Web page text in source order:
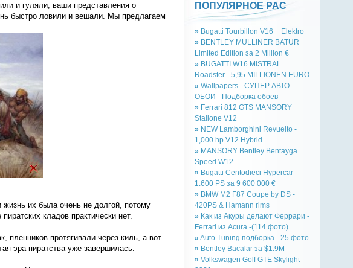
и гуляли, ваши представления о
быстро ловили и вешали. Мы предлагаем
их была очень не долгой, потому
кладов практически нет.
протягивали через киль, а вот
эра пиратства уже завершилась.
ПОПУЛЯРНОЕ РАС
» Bugatti Tourbillon V16 + Elektro
» BENTLEY MULLINER BATUR
Limited Edition за 2 Million €
» BUGATTI W16 MISTRAL
Roadster - 5,95 MILLIONEN EURO
» Wallpapers - СУПЕР АВТО -
ОБОИ - Подборка обоев
» Ferrari 812 GTS MANSORY
Stallone V12
» NEW Lamborghini Revuelto -
1,000 hp V12 Hybrid
» MANSORY Bentley Bentayga
Speed W12
» Bugatti Centodieci Hypercar
1.600 PS за 9 600 000 €
» BMW M2 F87 Coupe by DS -
420PS & Hamann rims
» Как из Акуры делают Феррари -
Ferrari из Acura -(114 фото)
» Auto Tuning подборка - 25 фото
» Bentley Bacalar за $1.9M
» Volkswagen Golf GTE Skylight